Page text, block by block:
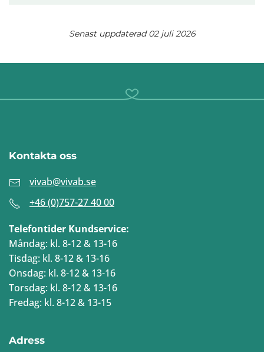
Senast uppdaterad 02 juli 2026
Kontakta oss
vivab@vivab.se
+46 (0)757-27 40 00
Telefontider Kundservice:
Måndag: kl. 8-12 & 13-16
Tisdag: kl. 8-12 & 13-16
Onsdag: kl. 8-12 & 13-16
Torsdag: kl. 8-12 & 13-16
Fredag: kl. 8-12 & 13-15
Adress